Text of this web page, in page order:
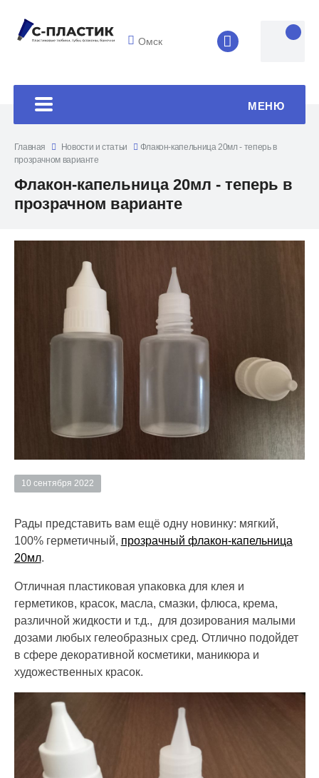
Омск 8 (4852) 33-
МЕНЮ
Главная Новости и статьи
Флакон-капельница 20мл - теперь в
прозрачном варианте
Флакон-капельница 20мл - теперь в
прозрачном варианте
10 сентября 2022
Рады представить вам ещё одну новинку: мягкий,
100% герметичный, прозрачный флакон-капельница
20мл.
Отличная пластиковая упаковка для клея и
герметиков, красок, масла, смазки, флюса, крема,
различной жидкости и т.д., для дозирования малыми
дозами любых гелеобразных сред. Отлично подойдет
в сфере декоративной косметики, маникюра и
художественных красок.